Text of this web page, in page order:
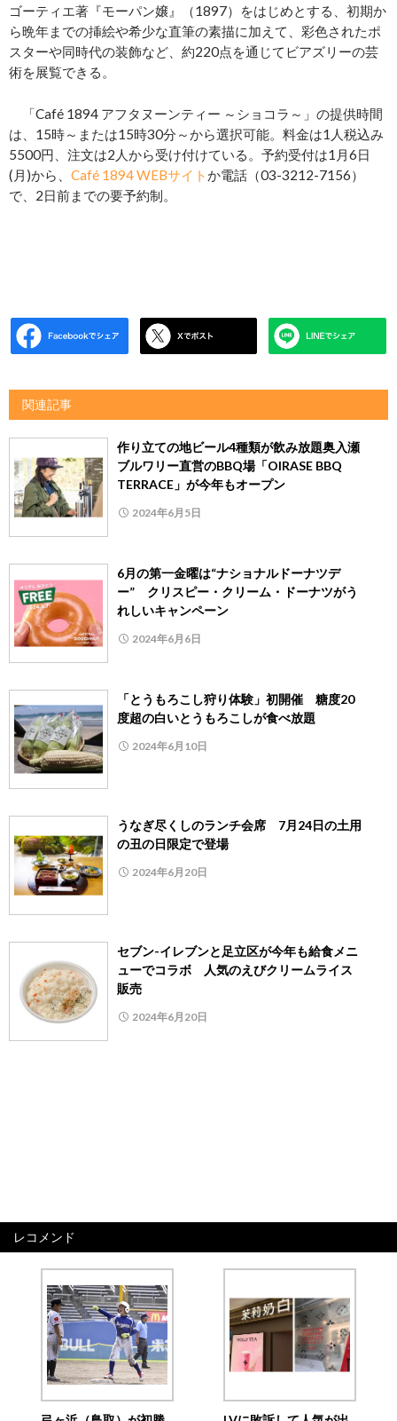
ゴーティエ著『モーパン嬢』（1897）をはじめとする、初期か
ら晩年までの挿絵や希少な直筆の素描に加えて、彩色されたポ
スターや同時代の装飾など、約220点を通じてビアズリーの芸
術を展覧できる。
「Café 1894 アフタヌーンティー ～ショコラ～」の提供時間
は、15時～または15時30分～から選択可能。料金は1人税込み
5500円、注文は2人から受け付けている。予約受付は1月6日
(月)から、 Café 1894 WEBサイトか電話（03-3212-7156）
で、2日前までの要予約制。
関連記事
作り立ての地ビール4種類が飲み放題奥入瀬
ブルワリー直営のBBQ場「OIRASE BBQ
TERRACE」が今年もオープン
2024年6月5日
6月の第一金曜は“ナショナルドーナツデ
ー” クリスピー・クリーム・ドーナツがう
れしいキャンペーン
2024年6月6日
「とうもろこし狩り体験」初開催 糖度20
度超の白いとうもろこしが食べ放題
2024年6月10日
うなぎ尽くしのランチ会席 7月24日の土用
の丑の日限定で登場
2024年6月20日
セブン-イレブンと足立区が今年も給食メニ
ューでコラボ 人気のえびクリームライス
販売
2024年6月20日
レコメンド